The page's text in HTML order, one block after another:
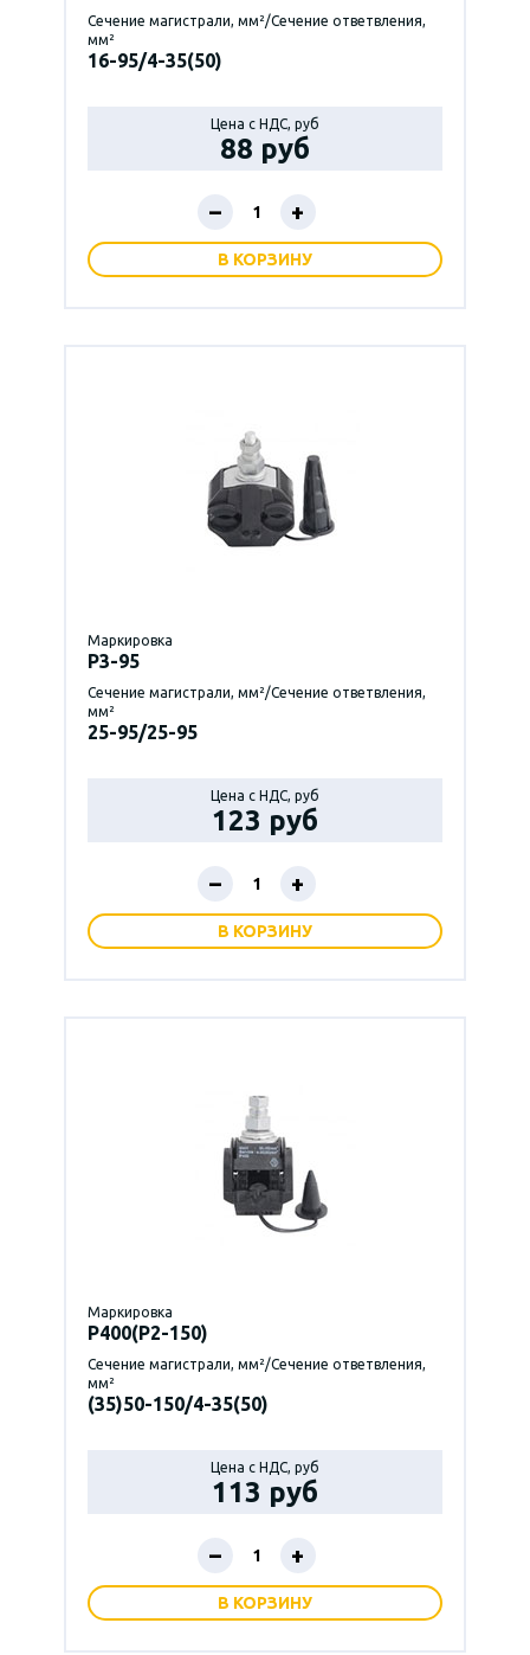
Сечение магистрали, мм²/Сечение ответвления,
мм²
16-95/4-35(50)
Цена с НДС, руб
88 руб
– +
В КОРЗИНУ
Маркировка
P3-95
Сечение магистрали, мм²/Сечение ответвления,
мм²
25-95/25-95
Цена с НДС, руб
123 руб
– +
В КОРЗИНУ
Маркировка
P400(Р2-150)
Сечение магистрали, мм²/Сечение ответвления,
мм²
(35)50-150/4-35(50)
Цена с НДС, руб
113 руб
– +
В КОРЗИНУ